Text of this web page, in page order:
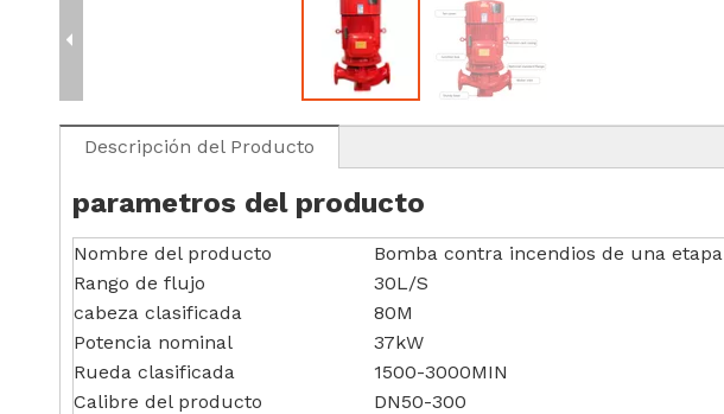
Descripción del Producto
parametros del producto
Nombre del producto
Bomba contra incendios de una etapa
Rango de flujo
30L/S
cabeza clasificada
80M
Potencia nominal
37kW
Rueda clasificada
1500-3000MIN
Calibre del producto
DN50-300